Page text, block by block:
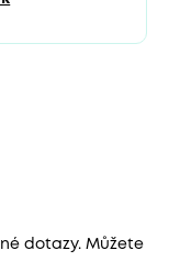
dotazy. Můžete